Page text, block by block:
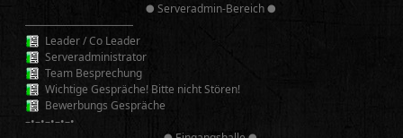
● Serveradmin-Bereich ●
──────────
Leader / Co Leader
Serveradministrator
Team Besprechung
Wichtige Gespräche! Bitte nicht Stören!
Bewerbungs Gespräche
–•–•–•–•–•